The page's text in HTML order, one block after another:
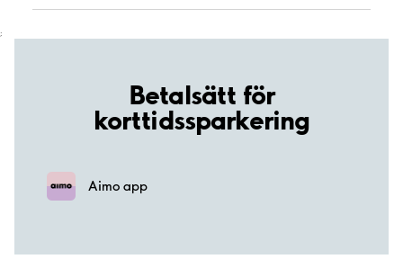
;
Betalsätt för
korttidssparkering
Aimo app